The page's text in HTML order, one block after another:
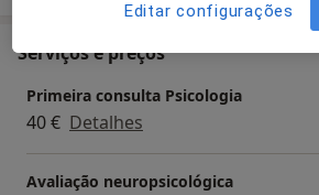
Serviços e preços
Primeira consulta Psicologia
40 € Detalhes
Avaliação neuropsicológica
Editar configurações